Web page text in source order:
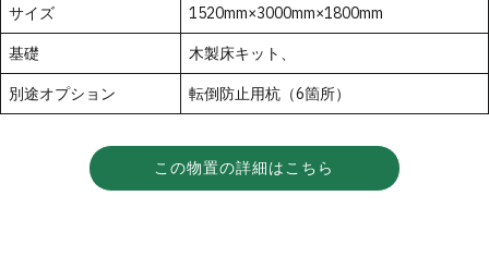
サイズ 1520mm×3000mm×1800mm
基礎 木製床キット、
別途オプション 転倒防止用杭（6箇所）
この物置の詳細はこちら